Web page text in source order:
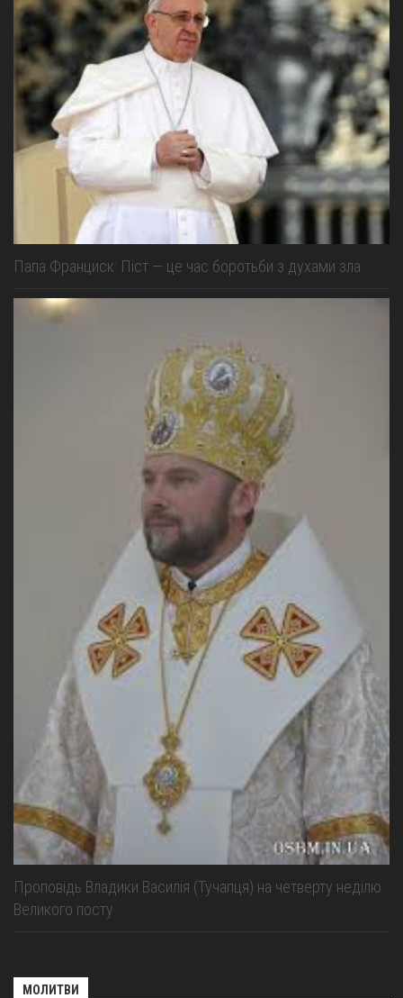
Папа Франциск: Піст — це час боротьби з духами зла
Проповідь Владики Василія (Тучапця) на четверту неділю
Великого посту
МОЛИТВИ